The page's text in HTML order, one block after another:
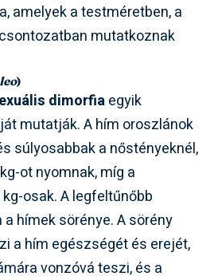
amelyek a testméretben, a
mutatkoznak
)
dimorfiaegyik
mutatják. A hím oroszlánok
súlyosabbak a nőstényeknél,
ot nyomnak, míg a
osak. A legfeltűnőbb
hímek sörénye. A sörény
a hím egészségét és erejét,
vonzóvá teszi, és a